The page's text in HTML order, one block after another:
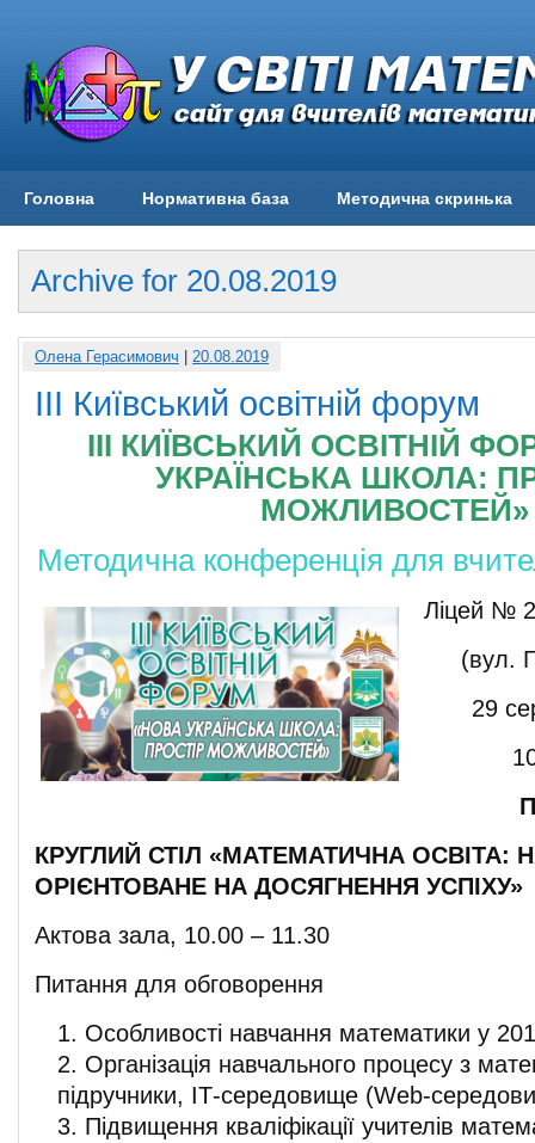
Головна Нормативна база Методична скринька
Archive for 20.08.2019
Олена Герасимович 20.08.2019
ІІІ Київський освітній форум
ІІІ КИЇВСЬКИЙ ОСВІТНІЙ
УКРАЇНСЬКА ШКОЛА:
МОЖЛИВОСТЕЙ»
Методична конференція для
Ліцей №
(вул.
29
КРУГЛИЙ СТІЛ «МАТЕМАТИЧНА ОСВІТА:
ОРІЄНТОВАНЕ НА ДОСЯГНЕННЯ УСПІХУ»
Актова зала, 10.00 – 11.30
Питання для обговорення
Особливості навчання математики у
Організація навчального процесу з
підручники, ІТ-середовище (Web-
Підвищення кваліфікації учителів